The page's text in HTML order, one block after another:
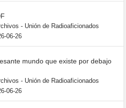
- Unión de Radioaficionados
06-26
mundo que existe por debajo
- Unión de Radioaficionados
06-26